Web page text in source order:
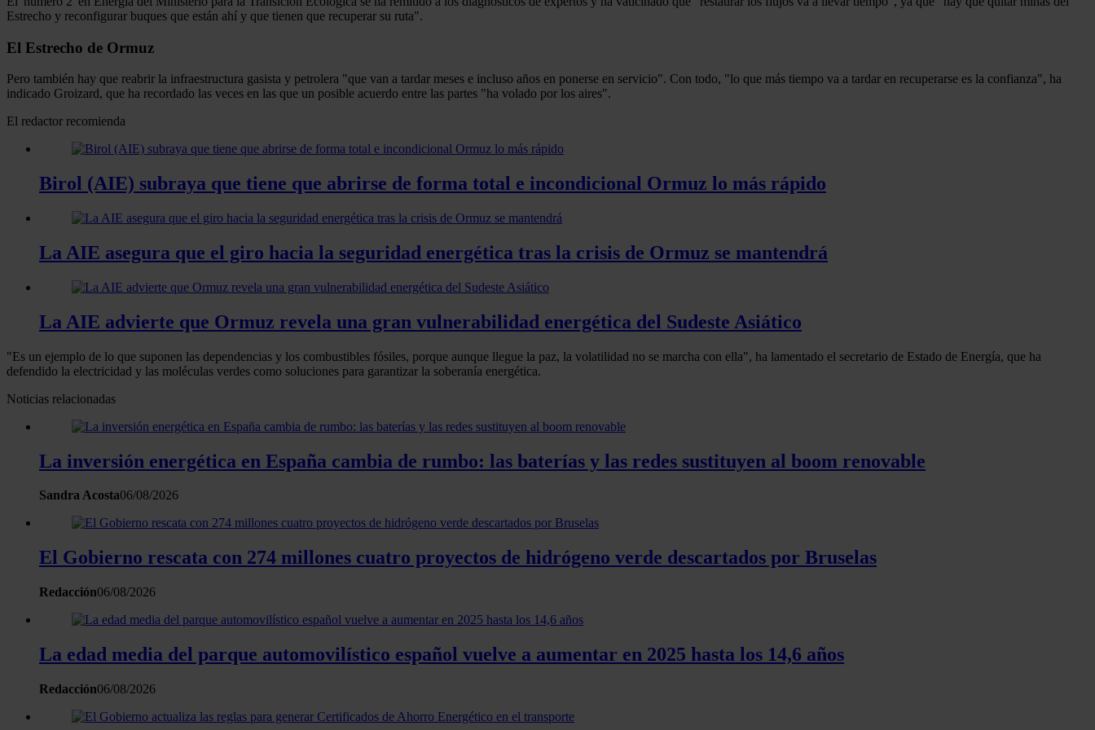
Estrecho y reconfigurar buques que están ahí y que tienen que recuperar su ruta".
El Estrecho de Ormuz
Pero también hay que reabrir la infraestructura gasista y petrolera "que van a tardar meses e incluso años en ponerse en servicio". Con todo, "lo que más tiempo va a tardar en recuperarse es la confianza", ha
indicado Groizard, que ha recordado las veces en las que un posible acuerdo entre las partes "ha volado por los aires".
El redactor recomienda
Birol (AIE) subraya que tiene que abrirse de forma total e incondicional Ormuz lo más rápido
La AIE asegura que el giro hacia la seguridad energética tras la crisis de Ormuz se mantendrá
La AIE advierte que Ormuz revela una gran vulnerabilidad energética del Sudeste Asiático
"Es un ejemplo de lo que suponen las dependencias y los combustibles fósiles, porque aunque llegue la paz, la volatilidad no se marcha con ella", ha lamentado el secretario de Estado de Energía, que ha
defendido la electricidad y las moléculas verdes como soluciones para garantizar la soberanía energética.
Noticias relacionadas
La inversión energética en España cambia de rumbo: las baterías y las redes sustituyen al boom renovable
Sandra Acosta06/08/2026
El Gobierno rescata con 274 millones cuatro proyectos de hidrógeno verde descartados por Bruselas
Redacción06/08/2026
La edad media del parque automovilístico español vuelve a aumentar en 2025 hasta los 14,6 años
Redacción06/08/2026